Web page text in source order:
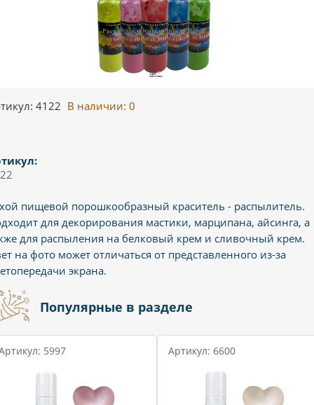
4122 В наличии: 0
пищевой порошкообразный краситель - распылитель.
для декорирования мастики, марципана, айсинга, а
для распыления на белковый крем и сливочный крем.
на фото может отличаться от представленного из-за
экрана.
Популярные в разделе
5997 Артикул: 6600